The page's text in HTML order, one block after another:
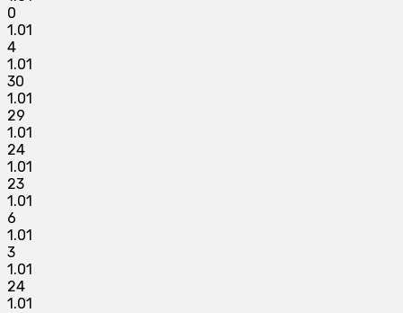
0
1.01
4
1.01
30
1.01
29
1.01
24
1.01
23
1.01
6
1.01
3
1.01
24
1.01